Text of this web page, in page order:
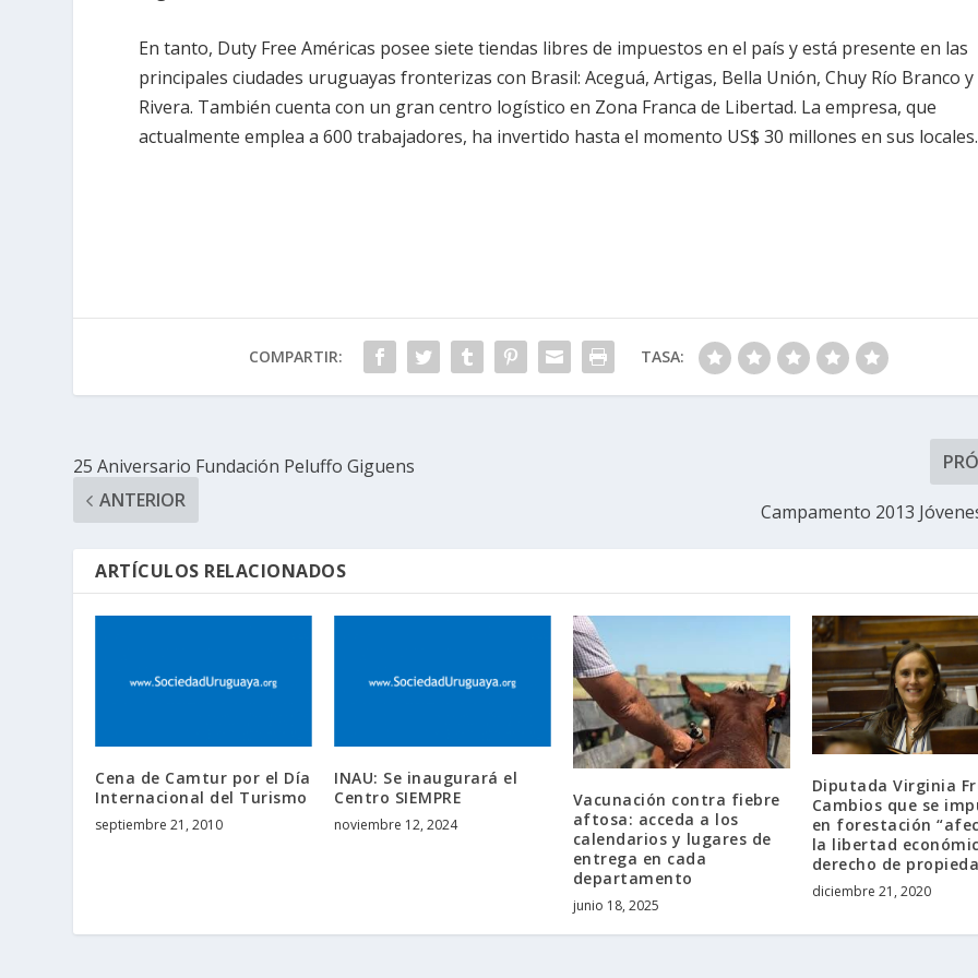
En tanto, Duty Free Américas posee siete tiendas libres de impuestos en el país y está presente en las
principales ciudades uruguayas fronterizas con Brasil: Aceguá, Artigas, Bella Unión, Chuy Río Branco y
Rivera. También cuenta con un gran centro logístico en Zona Franca de Libertad. La empresa, que
actualmente emplea a 600 trabajadores, ha invertido hasta el momento US$ 30 millones en sus locales.
COMPARTIR: TASA:
25 Aniversario Fundación Peluffo Giguens
ANTERIOR
Campamento 2013
ARTÍCULOS RELACIONADOS
Cena de Camtur por el Día
Internacional del Turismo
septiembre 21, 2010
INAU: Se inaugurará el
Centro SIEMPRE
noviembre 12, 2024
Vacunación contra fiebre
aftosa: acceda a los
calendarios y lugares de
entrega en cada
departamento
junio 18, 2025
Diputada Virginia
Cambios que se
en forestación
la libertad
derecho de
diciembre 21, 2020